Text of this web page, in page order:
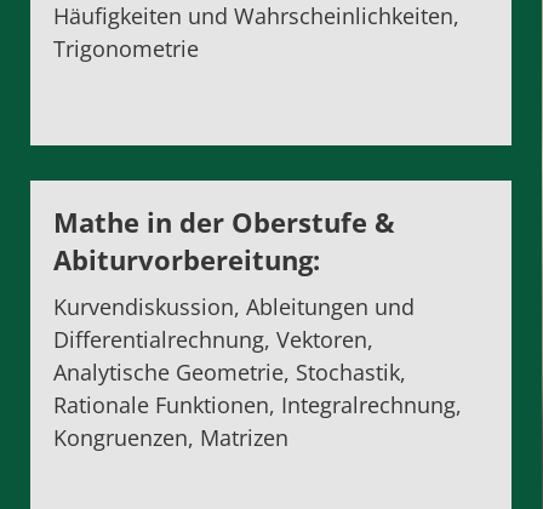
Häufigkeiten und Wahrscheinlichkeiten,
Trigonometrie
Mathe in der Oberstufe &
Abiturvorbereitung:
Kurvendiskussion, Ableitungen und
Differentialrechnung, Vektoren,
Analytische Geometrie, Stochastik,
Rationale Funktionen, Integralrechnung,
Kongruenzen, Matrizen